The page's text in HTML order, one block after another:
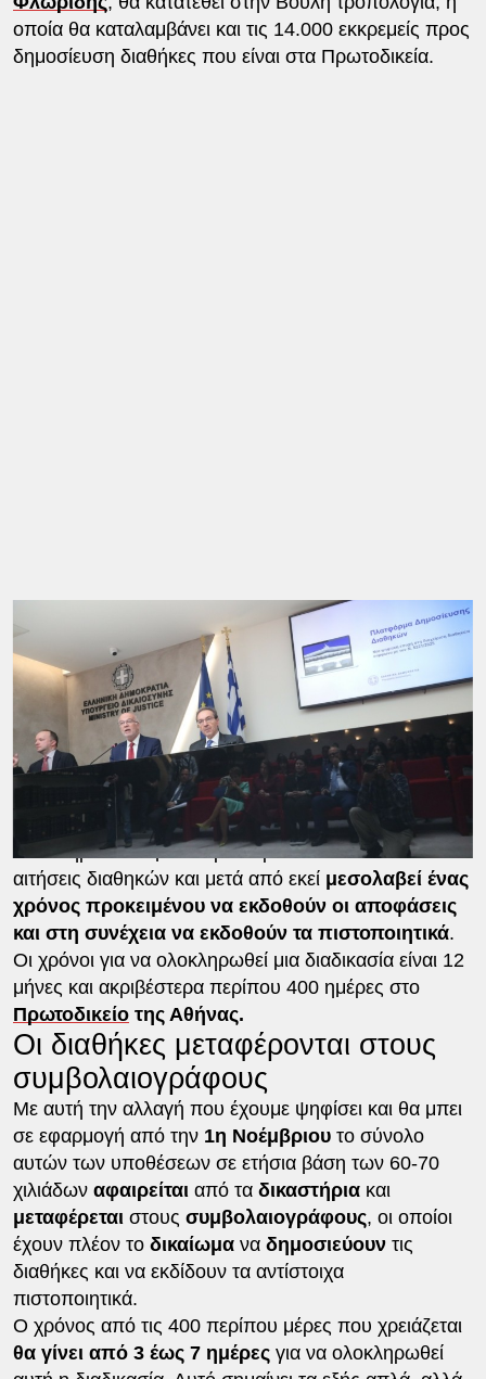
οποία θα καταλαμβάνει και τις 14.000 εκκρεμείς προς
δημοσίευση διαθήκες που είναι στα Πρωτοδικεία.
Αναλυτικότερα, ο υπουργός Δικαιοσύνης ανέφερε:
«Το έτος 2024 εισήχθησαν Πρωτοδικεία
χώρας για δημοσίευση76.543 αιτήσεις
δημοσίευσης διαθηκών. Απ΄αυτές
διεκπεραιώθηκαν οι 64.590 δηλαδή σε ποσοστό
84%.‘Αρα αυτό είχε ως αποτέλεσμα να έχουμε
εκκρεμείς
14.000 υποθέσεις.
Τι σημαίνει αυτό. Εάν κάθε χρόνο κατατίθενται στα
δικαστήρια κατά μέσο όρο περίπου 60-70.000
αιτήσεις διαθηκών και μετά από εκεί μεσολαβεί ένας
χρόνος προκειμένου να εκδοθούν οι αποφάσεις
και στη συνέχεια να εκδοθούν τα πιστοποιητικά.
Οι χρόνοι για να ολοκληρωθεί μια διαδικασία είναι 12
μήνες και ακριβέστερα περίπου 400 ημέρες στο
Πρωτοδικείοτης Αθήνας.
Οι διαθήκες μεταφέρονται στους
συμβολαιογράφους
Με αυτή την αλλαγή που έχουμε ψηφίσει και θα μπει
σε εφαρμογή από την 1η Νοέμβριουτο σύνολο
αυτών των υποθέσεων σε ετήσια βάση των 60-70
χιλιάδων αφαιρείται από τα δικαστήρια και
μεταφέρεται στους συμβολαιογράφους, οι οποίοι
έχουν πλέον το δικαίωμα να δημοσιεύουν τις
διαθήκες και να εκδίδουν τα αντίστοιχα
πιστοποιητικά.
Ο χρόνος από τις 400 περίπου μέρες που χρειάζεται
θα γίνει από 3 έως 7 ημέρεςγια να ολοκληρωθεί